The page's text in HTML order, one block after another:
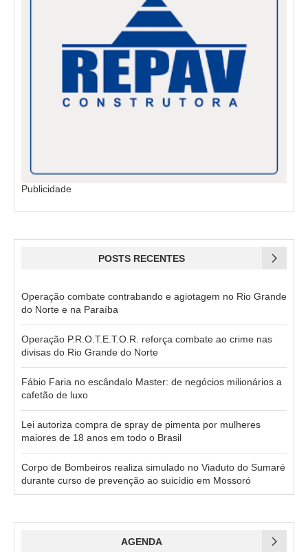
Publicidade
POSTS RECENTES
Operação combate contrabando e agiotagem no Rio Grande
do Norte e na Paraíba
Operação P.R.O.T.E.T.O.R. reforça combate ao crime nas
divisas do Rio Grande do Norte
Fábio Faria no escândalo Master: de negócios milionários a
cafetão de luxo
Lei autoriza compra de spray de pimenta por mulheres
maiores de 18 anos em todo o Brasil
Corpo de Bombeiros realiza simulado no Viaduto do Sumaré
durante curso de prevenção ao suicídio em Mossoró
AGENDA